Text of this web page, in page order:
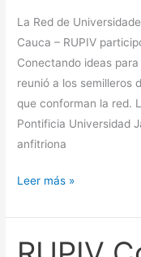
La Red de
Cauca – RUPIV
Conectando ideas
reunió a los semilleros
que conforman la red.
Pontificia Universidad
anfitriona
ciencia
que
transforma
Leer más »
RUPIV